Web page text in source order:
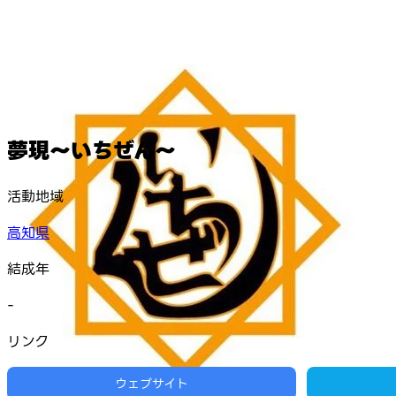
夢現〜いちぜん〜
活動地域
高知県
結成年
-
リンク
ウェブサイト